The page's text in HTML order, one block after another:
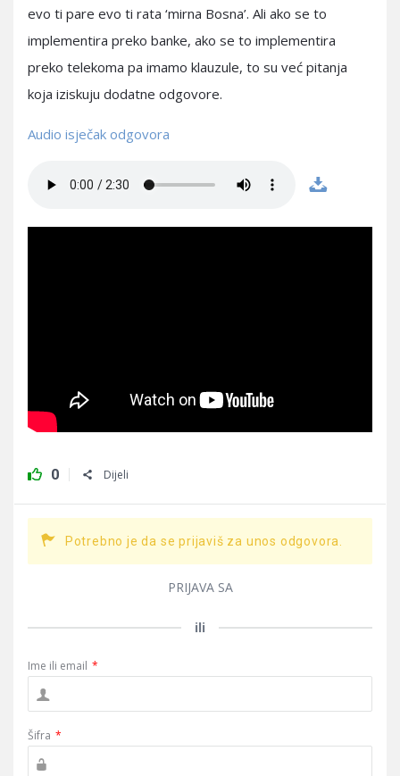
evo ti pare evo ti rata ‘mirna Bosna’. Ali ako se to
implementira preko banke, ako se to implementira
preko telekoma pa imamo klauzule, to su već pitanja
koja iziskuju dodatne odgovore.
Audio isječak odgovora
0 Dijeli
Potrebno je da se prijaviš za unos odgovora.
PRIJAVA SA
ili
Ime ili email *
Šifra *